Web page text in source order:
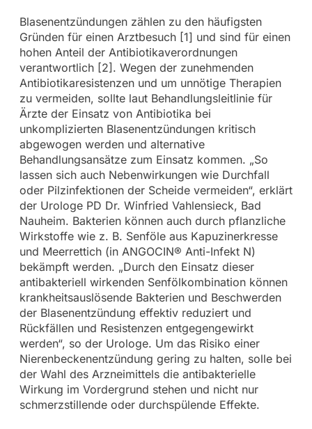
Blasenentzündungen zählen zu den häufigsten
Gründen für einen Arztbesuch [1] und sind für einen
hohen Anteil der Antibiotikaverordnungen
verantwortlich [2]. Wegen der zunehmenden
Antibiotikaresistenzen und um unnötige Therapien
zu vermeiden, sollte laut Behandlungsleitlinie für
Ärzte der Einsatz von Antibiotika bei
unkomplizierten Blasenentzündungen kritisch
abgewogen werden und alternative
Behandlungsansätze zum Einsatz kommen. „So
lassen sich auch Nebenwirkungen wie Durchfall
oder Pilzinfektionen der Scheide vermeiden“, erklärt
der Urologe PD Dr. Winfried Vahlensieck, Bad
Nauheim. Bakterien können auch durch pflanzliche
Wirkstoffe wie z. B. Senföle aus Kapuzinerkresse
und Meerrettich (in ANGOCIN® Anti-Infekt N)
bekämpft werden. „Durch den Einsatz dieser
antibakteriell wirkenden Senfölkombination können
krankheitsauslösende Bakterien und Beschwerden
der Blasenentzündung effektiv reduziert und
Rückfällen und Resistenzen entgegengewirkt
werden“, so der Urologe. Um das Risiko einer
Nierenbeckenentzündung gering zu halten, solle bei
der Wahl des Arzneimittels die antibakterielle
Wirkung im Vordergrund stehen und nicht nur
schmerzstillende oder durchspülende Effekte.